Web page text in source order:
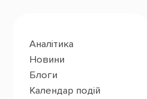
Аналітика
Новини
Блоги
Календар подій